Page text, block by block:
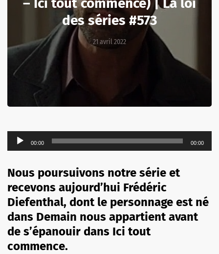
– Ici tout commence) | La loi
des séries #573
21 avril 2022
Lecteur
audio
00:00 00:00
Nous poursuivons notre série et
recevons aujourd’hui Frédéric
Diefenthal, dont le personnage est né
dans Demain nous appartient avant
de s’épanouir dans Ici tout
commence.